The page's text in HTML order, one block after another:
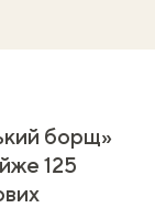
борщ»
125